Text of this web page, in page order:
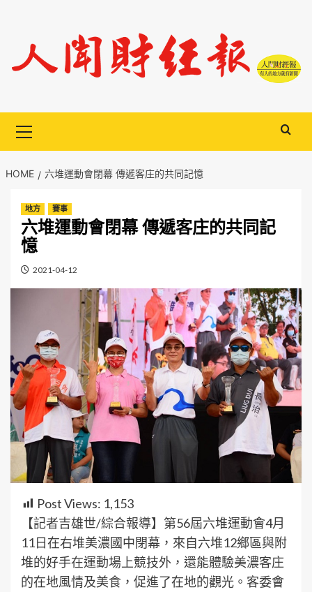
content
Menu
HOME 六堆運動會閉幕 傳遞客庄的共同記憶
地方 賽事
六堆運動會閉幕 傳遞客庄的共同記
憶
2021-04-12
Post Views: 1,153
【記者吉雄世/綜合報導】第56屆六堆運動會4月
11日在右堆美濃國中閉幕，來自六堆12鄉區與附
堆的好手在運動場上競技外，還能體驗美濃客庄
的在地風情及美食，促進了在地的觀光。客委會